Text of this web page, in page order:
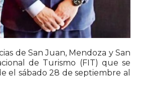
de San Juan, Mendoza y San
de Turismo (FIT) que se
el sábado 28 de septiembre al